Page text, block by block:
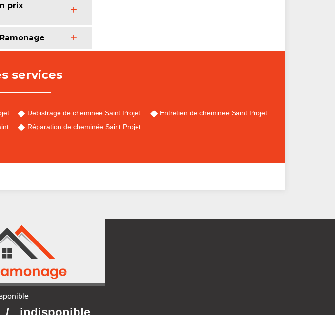
prix
services
Débistrage de cheminée Saint Projet
Réparation de cheminée Saint Projet
Entretien de cheminée Saint Projet
/ indisponible